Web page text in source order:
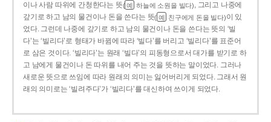
이나 사람 따위에 간청한다는 뜻( 예 하늘에 소원을 빌다), 그리고 나중에
갚기로 하고 남의 물건이나 돈을 쓴다는 뜻( 예 친구에게 돈을 빌다)이 있
었다. 그런데 나중에 갚기로 하고 남의 물건이나 돈을 쓴다는 뜻의 ‘빌
다’는 ‘빌리다’로 형태가 바뀜에 따라 ‘빌다’를 버리고 ‘빌리다’를 표준어
로 삼은 것이다. ‘빌리다’는 원래 ‘빌다’의 피동형으로서 대가를 받기로 하
고 남에게 물건이나 돈 따위를 내어 주는 것을 뜻하는 말이었다. 그러나
새로운 뜻으로 쓰임에 따라 원래의 의미는 잃어버리게 되었다. 그래서 원
래의 의미로는 ‘빌려주다’가 ‘빌리다’를 대신하여 쓰이게 되었다.